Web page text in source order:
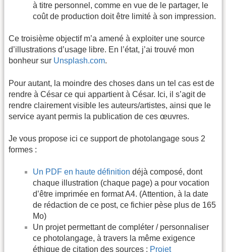
à titre personnel, comme en vue de le partager, le
coût de production doit être limité à son impression.
Ce troisième objectif m’a amené à exploiter une source
d’illustrations d’usage libre. En l’état, j’ai trouvé mon
bonheur sur Unsplash.com.
Pour autant, la moindre des choses dans un tel cas est de
rendre à César ce qui appartient à César. Ici, il s’agit de
rendre clairement visible les auteurs/artistes, ainsi que le
service ayant permis la publication de ces œuvres.
Je vous propose ici ce support de photolangage sous 2
formes :
Un PDF en haute définition déjà composé, dont
chaque illustration (chaque page) a pour vocation
d’être imprimée en format A4. (Attention, à la date
de rédaction de ce post, ce fichier pèse plus de 165
Mo)
Un projet permettant de compléter / personnaliser
ce photolangage, à travers la même exigence
éthique de citation des sources : Projet